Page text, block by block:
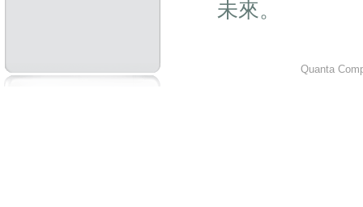
未來。
Quanta